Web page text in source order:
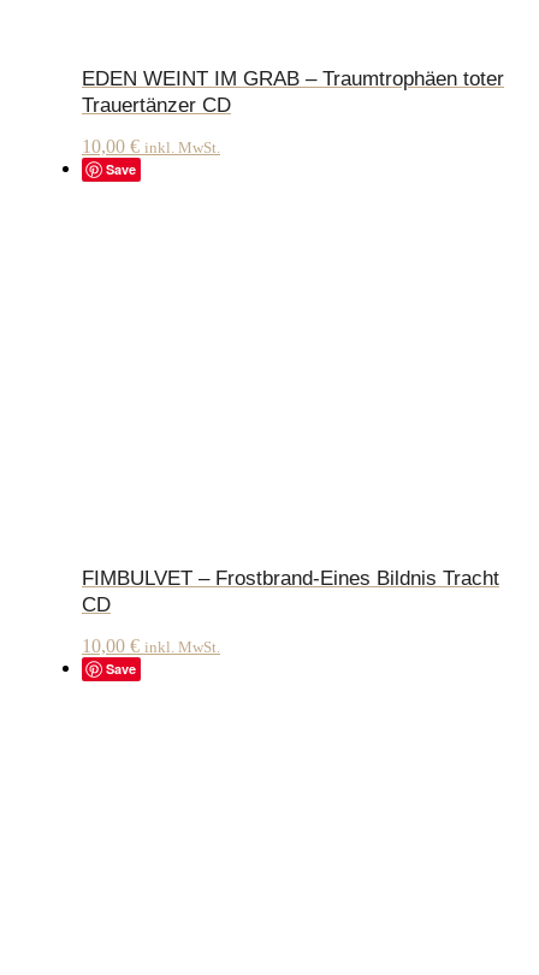
EDEN WEINT IM GRAB – Traumtrophäen toter
Trauertänzer CD
10,00 € inkl. MwSt.
Save
FIMBULVET – Frostbrand-Eines Bildnis Tracht
CD
10,00 € inkl. MwSt.
Save